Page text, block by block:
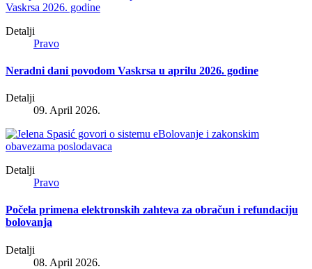
Detalji
Pravo
Neradni dani povodom Vaskrsa u aprilu 2026. godine
Detalji
09. April 2026.
Detalji
Pravo
Počela primena elektronskih zahteva za obračun i refundaciju
bolovanja
Detalji
08. April 2026.